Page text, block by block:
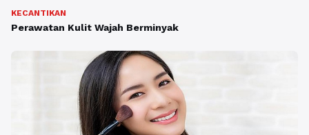
KECANTIKAN
Perawatan Kulit Wajah Berminyak